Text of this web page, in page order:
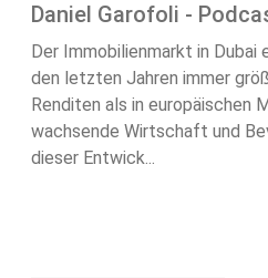
Daniel Garofoli -
Der Immobilienmarkt in
den letzten Jahren immer
Renditen als in europäischen
wachsende Wirtschaft und
dieser Entwick...